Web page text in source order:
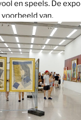
en speels. De expo
van.